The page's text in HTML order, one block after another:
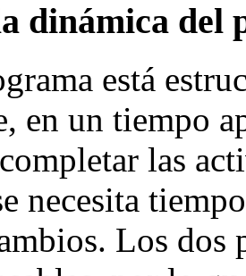
dinámica del
está
en un tiempo
las
necesita
Los dos